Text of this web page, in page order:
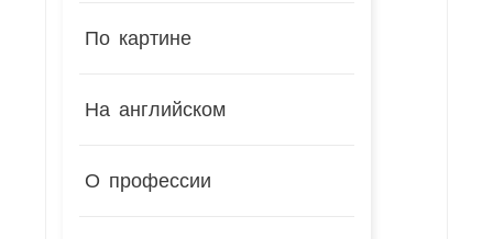
По картине
На английском
О профессии